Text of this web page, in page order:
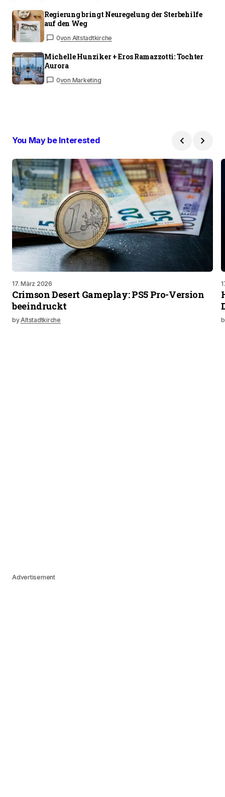
Regierung bringt Neuregelung der Sterbehilfe
auf den Weg
0von Altstadtkirche
Michelle Hunziker + Eros Ramazzotti: Tochter
Aurora
0von Marketing
You May be Interested
17. März 2026
Crimson Desert Gameplay: PS5 Pro-Version
beeindruckt
byAltstadtkirche
Advertisement